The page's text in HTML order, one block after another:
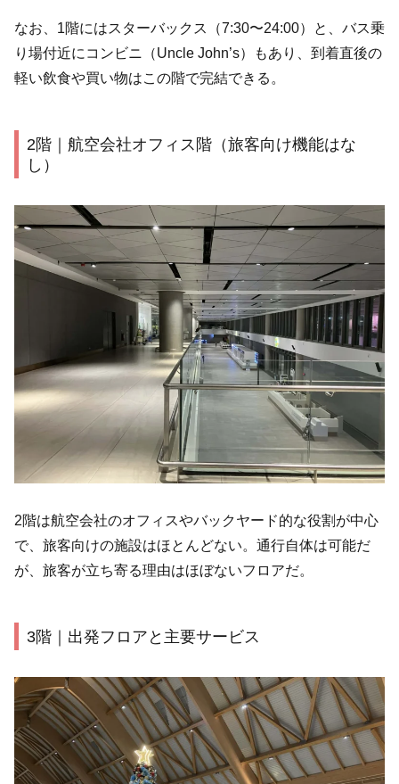
なお、1階にはスターバックス（7:30〜24:00）と、バス乗
り場付近にコンビニ（Uncle John’s）もあり、到着直後の
軽い飲食や買い物はこの階で完結できる。
2階｜航空会社オフィス階（旅客向け機能はな
し）
2階は航空会社のオフィスやバックヤード的な役割が中心
で、旅客向けの施設はほとんどない。通行自体は可能だ
が、旅客が立ち寄る理由はほぼないフロアだ。
3階｜出発フロアと主要サービス